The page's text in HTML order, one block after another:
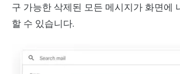
구 가능한 삭제된 모든 메시지가 화면에
할 수 있습니다.